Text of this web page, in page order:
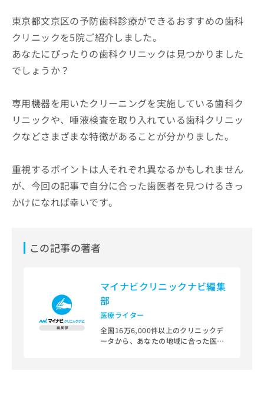
東京都文京区の予防歯科診療ができるおすすめの歯科
クリニックを5院ご紹介しました。
あなたにぴったりの歯科クリニックは見つかりました
でしょうか？
専用機器を用いたクリーニングを実施している歯科ク
リニックや、唾液検査を取り入れている歯科クリニッ
クなどさまざまな特徴があることが分かりました。
重視するポイントは人それぞれ異なるかもしれません
が、今回の記事で自分に合った歯医者を見つけるきっ
かけになれば幸いです。
この記事の著者
マイナビクリニックナビ編集
部
医療ライター
全国16万6,000件以上のクリニックデ
ータから、あなたの地域に合った医療